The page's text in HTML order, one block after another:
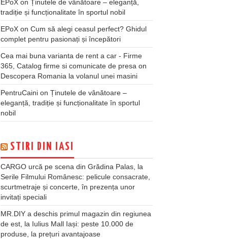
EPoX on Ținutele de vânătoare – eleganță,
tradiție și funcționalitate în sportul nobil
EPoX on Cum să alegi ceasul perfect? Ghidul
complet pentru pasionați și începători
Cea mai buna varianta de rent a car - Firme
365, Catalog firme si comunicate de presa on
Descopera Romania la volanul unei masini
PentruCaini on Ținutele de vânătoare –
eleganță, tradiție și funcționalitate în sportul
nobil
STIRI DIN IASI
CARGO urcă pe scena din Grădina Palas, la
Serile Filmului Românesc: pelicule consacrate,
scurtmetraje și concerte, în prezența unor
invitați speciali
MR.DIY a deschis primul magazin din regiunea
de est, la Iulius Mall Iași: peste 10.000 de
produse, la prețuri avantajoase